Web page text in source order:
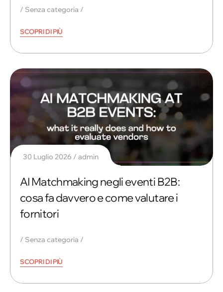
Senza categoria
SCOPRI DI PIÙ
30 Luglio 2026 admin
AI Matchmaking negli eventi B2B:
cosa fa davvero e come valutare i
fornitori
Senza categoria
SCOPRI DI PIÙ